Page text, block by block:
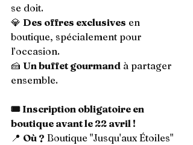
se doit.
💎 Des offres exclusives en
boutique, spécialement pour
l’occasion.
🍰 Un buffet gourmand à partager
ensemble.
🎟️ Inscription obligatoire en
boutique avant le 22 avril !
📍 Où ? Boutique "Jusqu'aux Étoiles"